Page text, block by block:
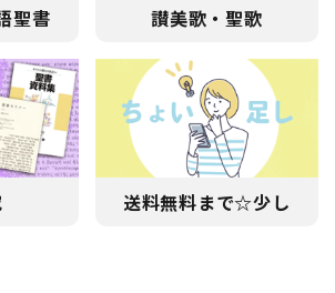
聖書 讃美歌・聖歌
送料無料まで☆少し